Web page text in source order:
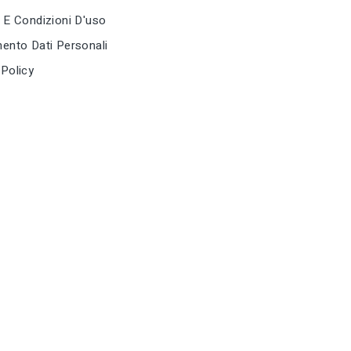
Condizioni D'uso
Dati Personali